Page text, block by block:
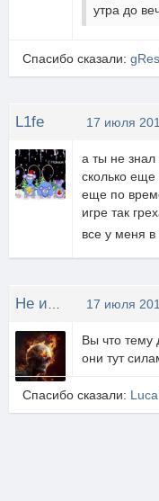
утра до
Спасибо сказали:
L1fe 17 июля
а ты не знал
сколько
еще по
игре так
все у меня
17 июля
Вы что тему
они тут
Спасибо сказали: